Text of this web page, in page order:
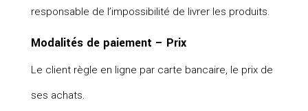
responsable de l’impossibilité de livrer les produits.
Modalités de paiement – Prix
Le client règle en ligne par carte bancaire, le prix de
ses achats.